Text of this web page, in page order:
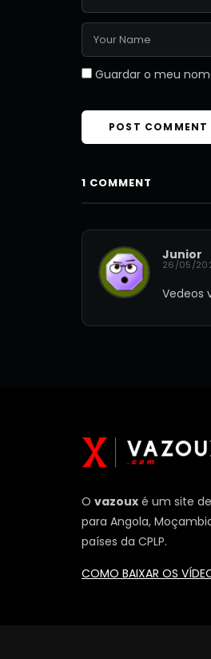
Guardar o meu
1 COMMENT
Junior
26/05/
Vedeos
O vazoux é um site
para Angola,
países da CPLP.
COMO BAIXAR OS